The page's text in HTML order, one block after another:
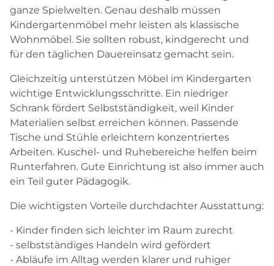
ganze Spielwelten. Genau deshalb müssen
Kindergartenmöbel mehr leisten als klassische
Wohnmöbel. Sie sollten robust, kindgerecht und
für den täglichen Dauereinsatz gemacht sein.
Gleichzeitig unterstützen Möbel im Kindergarten
wichtige Entwicklungsschritte. Ein niedriger
Schrank fördert Selbstständigkeit, weil Kinder
Materialien selbst erreichen können. Passende
Tische und Stühle erleichtern konzentriertes
Arbeiten. Kuschel- und Ruhebereiche helfen beim
Runterfahren. Gute Einrichtung ist also immer auch
ein Teil guter Pädagogik.
Die wichtigsten Vorteile durchdachter Ausstattung:
- Kinder finden sich leichter im Raum zurecht
- selbstständiges Handeln wird gefördert
- Abläufe im Alltag werden klarer und ruhiger